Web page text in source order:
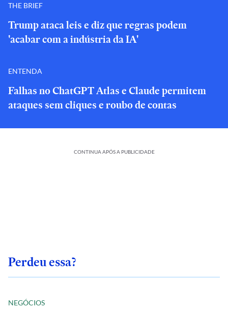
THE BRIEF
Trump ataca leis e diz que regras podem
'acabar com a indústria da IA'
ENTENDA
Falhas no ChatGPT Atlas e Claude permitem
ataques sem cliques e roubo de contas
CONTINUA APÓS A PUBLICIDADE
Perdeu essa?
NEGÓCIOS